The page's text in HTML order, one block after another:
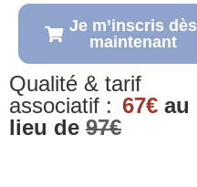
Je m’inscris dès
maintenant
Qualité & tarif
associatif : 67€ au
lieu de 97€